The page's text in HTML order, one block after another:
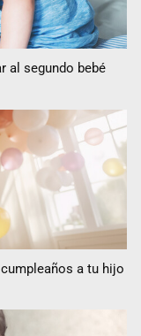
al segundo bebé
a tu hijo